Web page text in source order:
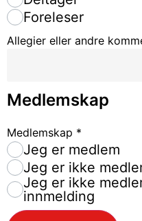
Foreleser
Allegier eller andre
Medlemskap
Medlemskap *
Jeg er medlem
Jeg er ikke
Jeg er ikke
innmelding